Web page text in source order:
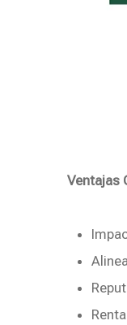
Ventajas